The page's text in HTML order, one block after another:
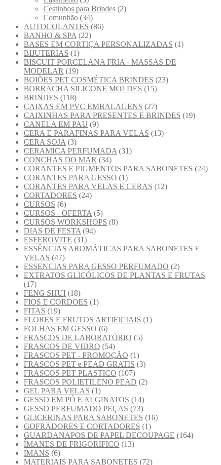
Cestinhos para Brindes (2)
Comunhão (34)
AUTOCOLANTES (86)
BANHO & SPA (22)
BASES EM CORTIÇA PERSONALIZADAS (1)
BIJUTERIAS (1)
BISCUIT PORCELANA FRIA - MASSAS DE
MODELAR (19)
BOIÕES PET COSMÉTICA BRINDES (23)
BORRACHA SILICONE MOLDES (15)
BRINDES (118)
CAIXAS EM PVC EMBALAGENS (27)
CAIXINHAS PARA PRESENTES E BRINDES (19)
CANELA EM PAU (9)
CERA E PARAFINAS PARA VELAS (13)
CERA SOJA (3)
CERAMICA PERFUMADA (31)
CONCHAS DO MAR (34)
CORANTES E PIGMENTOS PARA SABONETES (24)
CORANTES PARA GESSO (1)
CORANTES PARA VELAS E CERAS (12)
CORTADORES (24)
CURSOS (6)
CURSOS - OFERTA (5)
CURSOS WORKSHOPS (8)
DIAS DE FESTA (94)
ESFEROVITE (31)
ESSÊNCIAS AROMÁTICAS PARA SABONETES E
VELAS (47)
ESSENCIAS PARA GESSO PERFUMADO (2)
EXTRATOS GLICÓLICOS DE PLANTAS E FRUTAS
(17)
FENG SHUI (18)
FIOS E CORDOES (1)
FITAS (19)
FLORES E FRUTOS ARTIFICIAIS (1)
FOLHAS EM GESSO (6)
FRASCOS DE LABORATÓRIO (5)
FRASCOS DE VIDRO (54)
FRASCOS PET - PROMOÇÃO (1)
FRASCOS PET e PEAD GRATIS (3)
FRASCOS PET PLASTICO (107)
FRASCOS POLIETILENO PEAD (2)
GEL PARA VELAS (1)
GESSO EM PÓ E ALGINATOS (14)
GESSO PERFUMADO PEÇAS (73)
GLICERINAS PARA SABONETES (16)
GOFRADORES E CORTADORES (1)
GUARDANAPOS DE PAPEL DECOUPAGE (164)
ÍMANES DE FRIGORIFICO (13)
IMANS (6)
MATERIAIS PARA SABONETES (72)